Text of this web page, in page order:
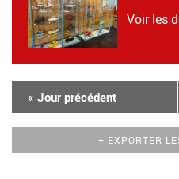
Voir les
« Jour précédent
+ EXPORTER